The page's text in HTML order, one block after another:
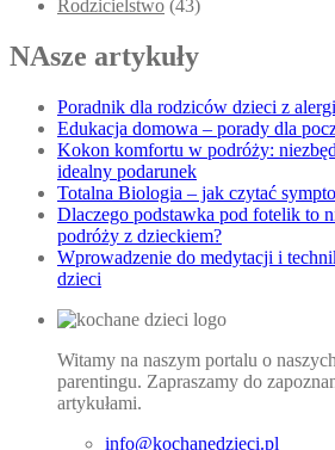
Rodzicielstwo (43)
NAsze artykuły
Poradnik dla rodziców dzieci z
Edukacja domowa – porady dla
Kokon komfortu w podróży:
idealny podarunek
Totalna Biologia – jak czytać
Dlaczego podstawka pod fotelik to
podróży z dzieckiem?
Wprowadzenie do medytacji i
dzieci
Witamy na naszym portalu o
parentingu. Zapraszamy do
artykułami.
info@kochanedzieci.pl